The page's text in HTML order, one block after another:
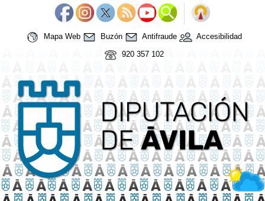
Mapa Web Buzón Antifraude
Accesibilidad
920 357 102